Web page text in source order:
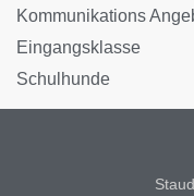
Kommunikations
Eingangsklasse
Schulhunde